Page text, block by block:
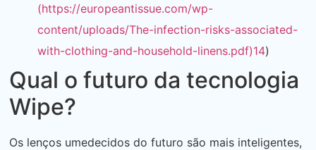
(https://europeantissue.com/wp-
content/uploads/The-infection-risks-associated-
with-clothing-and-household-linens.pdf)14)
Qual o futuro da tecnologia
Wipe?
Os lenços umedecidos do futuro são mais inteligentes,